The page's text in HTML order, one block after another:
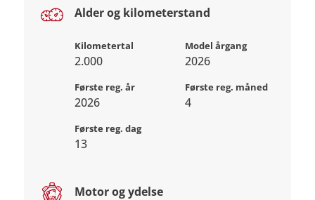
Alder og kilometerstand
Kilometertal
2.000
Model årgang
2026
Første reg. år
2026
Første reg. måned
4
Første reg. dag
13
Motor og ydelse